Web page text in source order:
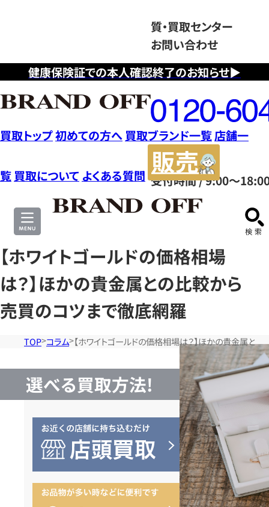
健康保険証での本人確認終了のお知らせ▶
質・買取センター
お問い合わせ
フ
リ
ー
ダ
イ
ヤ
ル
0120604117
受付時間 / 9:00～
買取トップ初めての方へ 買取ブランド一覧店舗一
覧 買取について よくある質問
サ
【ホワイトゴールドの価格相場
は？】ほかの貴金属との比較から
売買のコツまで徹底網羅
TOP コラム 【ホワイトゴールドの価格相場は？】ほかの貴金属と
選べる買取方法!